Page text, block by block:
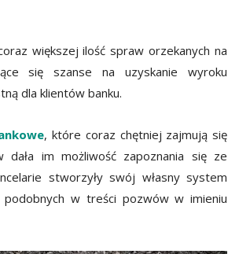
większej ilość spraw orzekanych na
się szanse na uzyskanie wyroku
dla klientów banku.
, które coraz chętniej zajmują się
dała im możliwość zapoznania się ze
stworzyły swój własny system
podobnych w treści pozwów w imieniu